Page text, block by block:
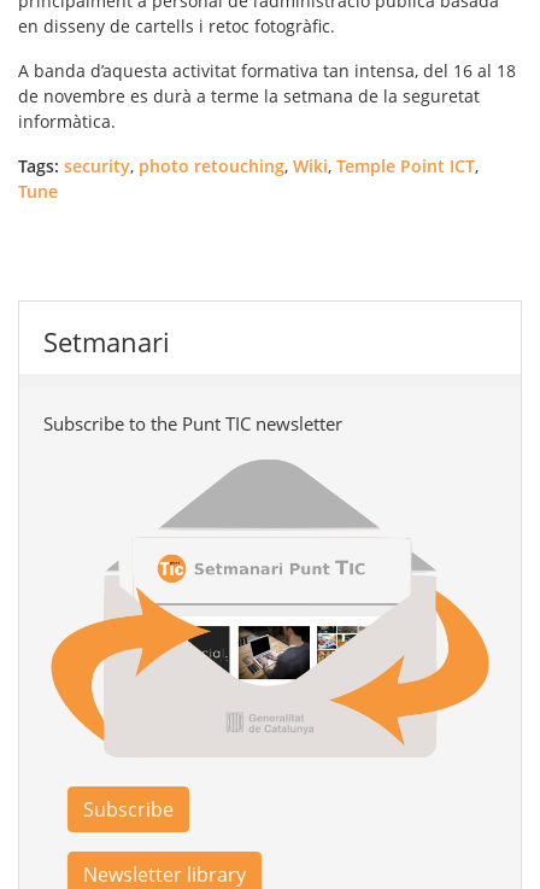
en disseny de cartells i retoc fotogràfic.
A banda d’aquesta activitat formativa tan intensa, del 16 al 18
de novembre es durà a terme la setmana de la seguretat
informàtica.
Tags: security, photo retouching, Wiki, Temple Point ICT,
Tune
Setmanari
Subscribe to the Punt TIC newsletter
Subscribe
Newsletter library